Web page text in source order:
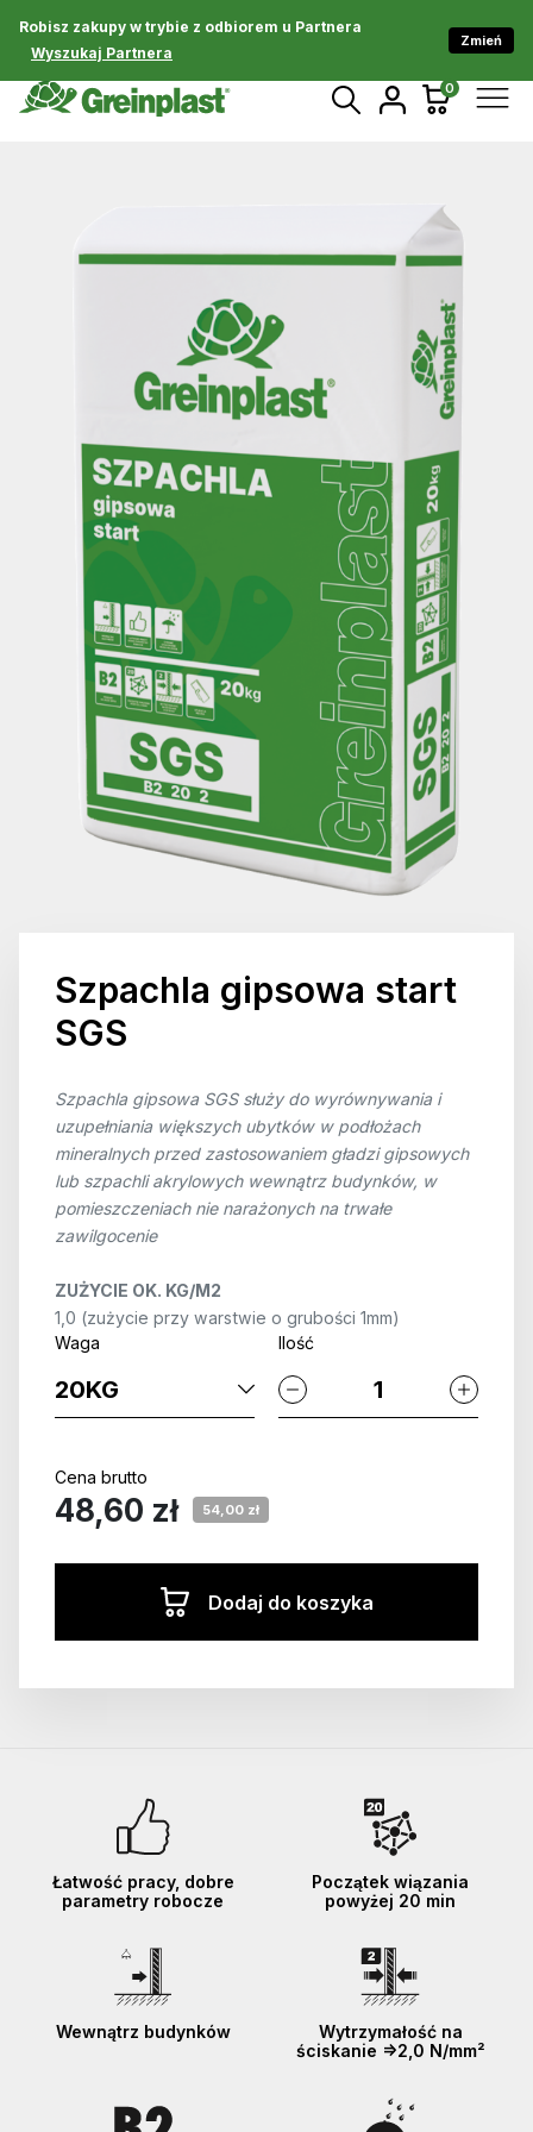
Robisz zakupy w trybie z odbiorem u Partnera
Wyszukaj Partnera
Zmień
0
Szpachla gipsowa start
SGS
Szpachla gipsowa SGS służy do wyrównywania i
uzupełniania większych ubytków w podłożach
mineralnych przed zastosowaniem gładzi gipsowych
lub szpachli akrylowych wewnątrz budynków, w
pomieszczeniach nie narażonych na trwałe
zawilgocenie
ZUŻYCIE OK. KG/M2
1,0 (zużycie przy warstwie o grubości 1mm)
Waga
Ilość
Cena brutto
48,60 zł 54,00 zł
Dodaj do koszyka
Łatwość pracy, dobre
parametry robocze
Początek wiązania
powyżej 20 min
Wewnątrz budynków
Wytrzymałość na
ściskanie =>2,0 N/mm²